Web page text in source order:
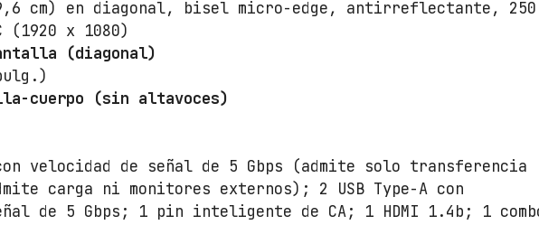
i
m
p
e
r
cm) en diagonal, bisel micro-edge, antirreflectante, 250
(1920 x 1080)
(diagonal)
cuerpo (sin altavoces)
con velocidad de señal de 5 Gbps (admite solo transferencia
carga ni monitores externos); 2 USB Type-A con
de 5 Gbps; 1 pin inteligente de CA; 1 HDMI 1.4b; 1